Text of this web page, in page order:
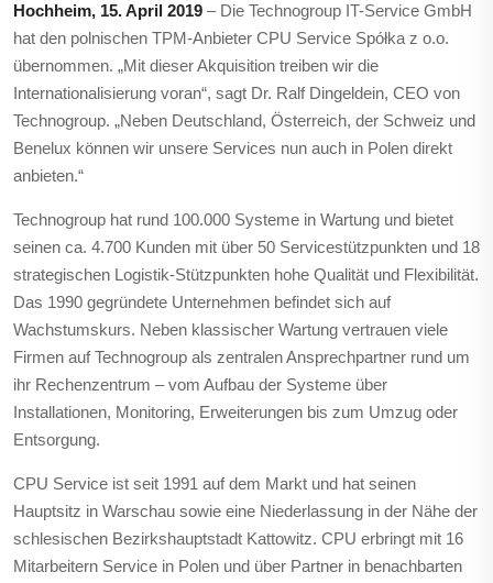
Hochheim, 15. April 2019 – Die Technogroup IT-Service GmbH
hat den polnischen TPM-Anbieter CPU Service Spółka z o.o.
übernommen. „Mit dieser Akquisition treiben wir die
Internationalisierung voran“, sagt Dr. Ralf Dingeldein, CEO von
Technogroup. „Neben Deutschland, Österreich, der Schweiz und
Benelux können wir unsere Services nun auch in Polen direkt
anbieten.“
Technogroup hat rund 100.000 Systeme in Wartung und bietet
seinen ca. 4.700 Kunden mit über 50 Servicestützpunkten und 18
strategischen Logistik-Stützpunkten hohe Qualität und Flexibilität.
Das 1990 gegründete Unternehmen befindet sich auf
Wachstumskurs. Neben klassischer Wartung vertrauen viele
Firmen auf Technogroup als zentralen Ansprechpartner rund um
ihr Rechenzentrum – vom Aufbau der Systeme über
Installationen, Monitoring, Erweiterungen bis zum Umzug oder
Entsorgung.
CPU Service ist seit 1991 auf dem Markt und hat seinen
Hauptsitz in Warschau sowie eine Niederlassung in der Nähe der
schlesischen Bezirkshauptstadt Kattowitz. CPU erbringt mit 16
Mitarbeitern Service in Polen und über Partner in benachbarten